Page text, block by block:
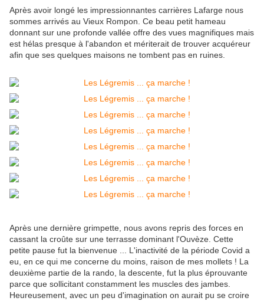
Après avoir longé les impressionnantes carrières Lafarge nous
sommes arrivés au Vieux Rompon. Ce beau petit hameau
donnant sur une profonde vallée offre des vues magnifiques mais
est hélas presque à l'abandon et mériterait de trouver acquéreur
afin que ses quelques maisons ne tombent pas en ruines.
Après une dernière grimpette, nous avons repris des forces en
cassant la croûte sur une terrasse dominant l'Ouvèze. Cette
petite pause fut la bienvenue ... L'inactivité de la période Covid a
eu, en ce qui me concerne du moins, raison de mes mollets ! La
deuxième partie de la rando, la descente, fut la plus éprouvante
parce que sollicitant constamment les muscles des jambes.
Heureusement, avec un peu d'imagination on aurait pu se croire